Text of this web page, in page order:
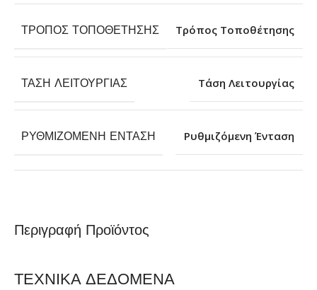
Περιγραφή Προϊόντος
ΤΕΧΝΙΚΑ ΔΕΔΟΜΕΝΑ
ΤΡΌΠΟΣ ΤΟΠΟΘΈΤΗΣΗΣ Τρόπος Τοποθέτησης
ΤΆΣΗ ΛΕΙΤΟΥΡΓΊΑΣ Τάση Λειτουργίας
ΡΥΘΜΙΖΌΜΕΝΗ ΈΝΤΑΣΗ Ρυθμιζόμενη Ένταση